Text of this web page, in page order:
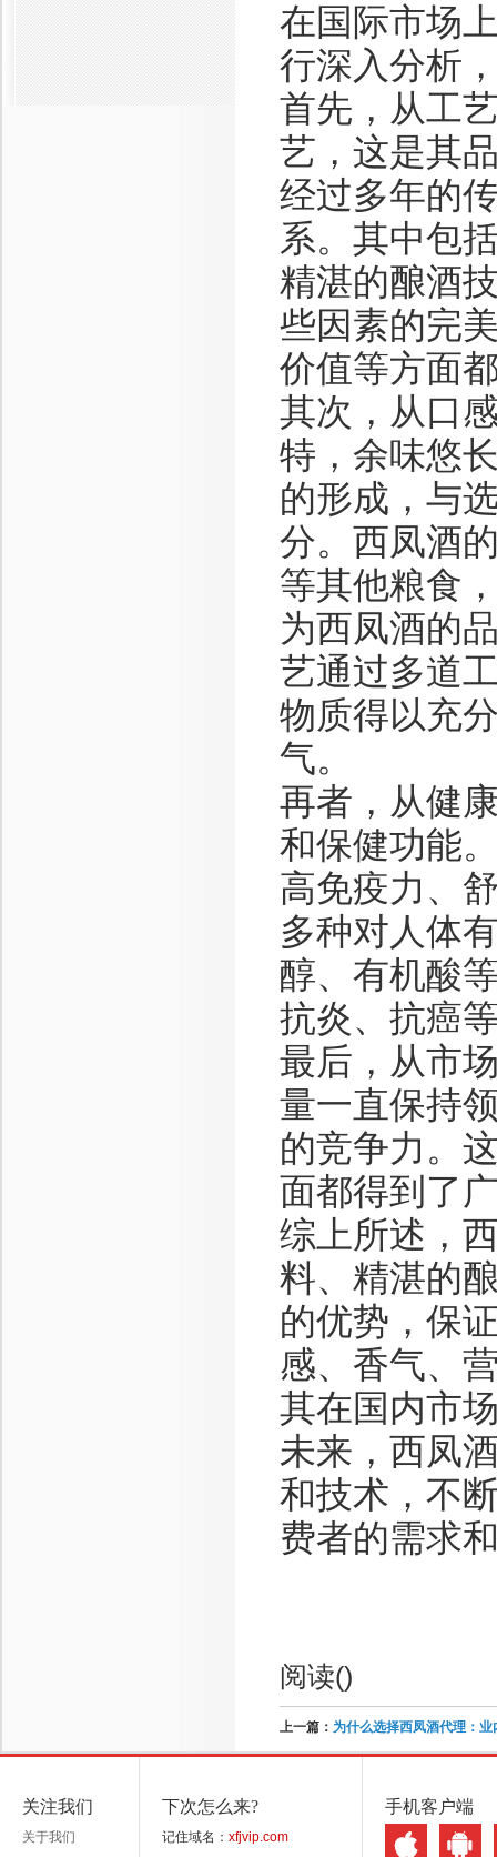
在国际市场
行深入分析
首先，从工
艺，这是其
经过多年的
系。其中包
精湛的酿酒
些因素的完
价值等方面
其次，从口
特，余味悠
的形成，与
分。西凤酒
等其他粮食
为西凤酒的
艺通过多道
物质得以充
气。
再者，从健
和保健功能
高免疫力、
多种对人体
醇、有机酸
抗炎、抗癌
最后，从市
量一直保持
的竞争力。
面都得到了
综上所述，
料、精湛的
的优势，保
感、香气、
其在国内市
未来，西凤
和技术，不
费者的需求
阅读()
上一篇： 为什么选择西凤酒代理：
关注我们
关于我们
下次怎么来?
记住域名： xfjvip.com
手机客户端